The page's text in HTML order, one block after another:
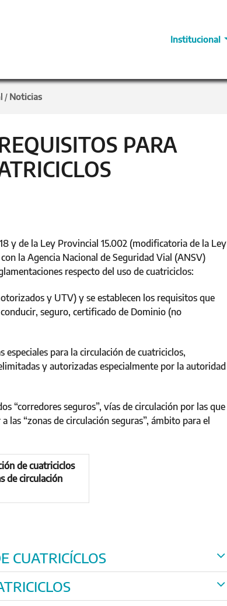
Institucional
/ Noticias
PARA
y de la Ley Provincial 15.002 (modificatoria de la Ley
la Agencia Nacional de Seguridad Vial (ANSV)
respecto del uso de cuatriciclos:
y UTV) y se establecen los requisitos que
seguro, certificado de Dominio (no
para la circulación de cuatriciclos,
y autorizadas especialmente por la autoridad
“corredores seguros”, vías de circulación por las que
“zonas de circulación seguras”, ámbito para el
de cuatriciclos
de circulación
CUATRICÍCLOS